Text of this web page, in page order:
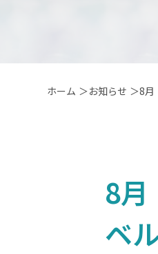
ホーム ＞お知らせ ＞8
8
ベ